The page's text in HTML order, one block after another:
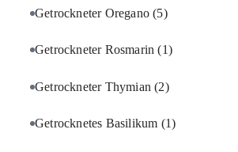
Getrockneter Oregano(5)
Getrockneter Rosmarin(1)
Getrockneter Thymian(2)
Getrocknetes Basilikum (1)